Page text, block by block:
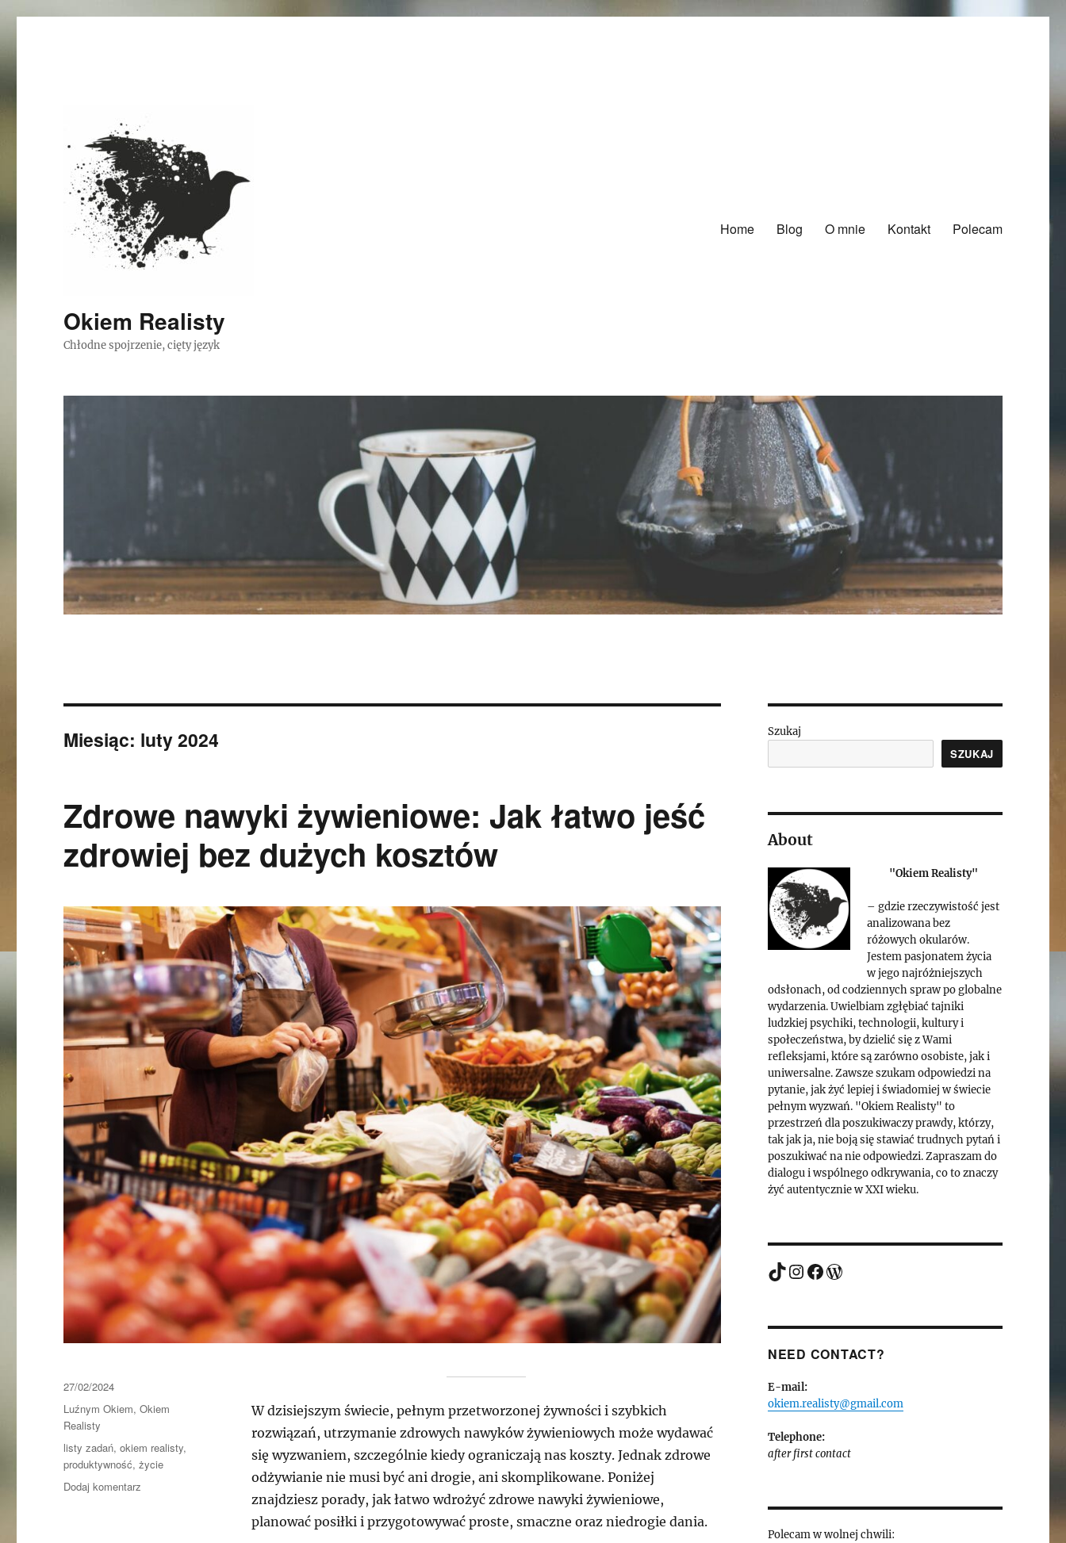
Okiem Realisty
Chłodne spojrzenie, cięty język
Home Blog O mnie Kontakt Polecam
Miesiąc: luty 2024
Zdrowe nawyki żywieniowe: Jak łatwo jeść
zdrowiej bez dużych kosztów
W dzisiejszym świecie, pełnym przetworzonej żywności i szybkich
rozwiązań, utrzymanie zdrowych nawyków żywieniowych może wydawać
się wyzwaniem, szczególnie kiedy ograniczają nas koszty. Jednak zdrowe
odżywianie nie musi być ani drogie, ani skomplikowane. Poniżej
znajdziesz porady, jak łatwo wdrożyć zdrowe nawyki żywieniowe,
planować posiłki i przygotowywać proste, smaczne oraz niedrogie dania.
Data
publikacji
27/02/2024
Kategorie
Luźnym Okiem,Okiem
Realisty
Tagi
listy zadań,okiem realisty,
produktywność,życie
Dodaj komentarz
Szukaj
SZUKAJ
About
"Okiem Realisty"
– gdzie rzeczywistość jest
analizowana bez
różowych okularów.
Jestem pasjonatem życia
w jego najróżniejszych
odsłonach, od codziennych spraw po globalne
wydarzenia. Uwielbiam zgłębiać tajniki
ludzkiej psychiki, technologii, kultury i
społeczeństwa, by dzielić się z Wami
refleksjami, które są zarówno osobiste, jak i
uniwersalne. Zawsze szukam odpowiedzi na
pytanie, jak żyć lepiej i świadomiej w świecie
pełnym wyzwań. "Okiem Realisty" to
przestrzeń dla poszukiwaczy prawdy, którzy,
tak jak ja, nie boją się stawiać trudnych pytań i
poszukiwać na nie odpowiedzi. Zapraszam do
dialogu i wspólnego odkrywania, co to znaczy
żyć autentycznie w XXI wieku.
TikTok
Instagram
Facebook
WordPress
NEED CONTACT?
E-mail:
okiem.realisty@gmail.com
Telephone:
after first contact
Polecam w wolnej chwili: